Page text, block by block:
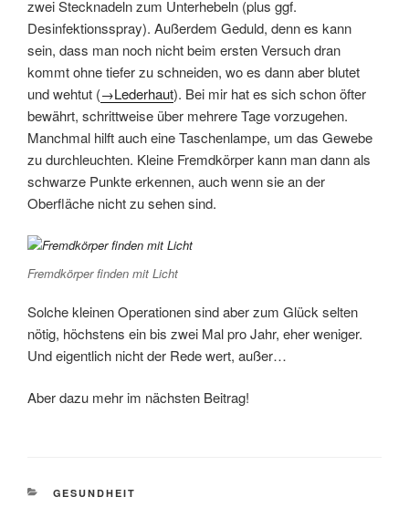
zwei Stecknadeln zum Unterhebeln (plus ggf.
Desinfektionsspray). Außerdem Geduld, denn es kann
sein, dass man noch nicht beim ersten Versuch dran
kommt ohne tiefer zu schneiden, wo es dann aber blutet
und wehtut (→Lederhaut). Bei mir hat es sich schon öfter
bewährt, schrittweise über mehrere Tage vorzugehen.
Manchmal hilft auch eine Taschenlampe, um das Gewebe
zu durchleuchten. Kleine Fremdkörper kann man dann als
schwarze Punkte erkennen, auch wenn sie an der
Oberfläche nicht zu sehen sind.
Fremdkörper finden mit Licht
Solche kleinen Operationen sind aber zum Glück selten
nötig, höchstens ein bis zwei Mal pro Jahr, eher weniger.
Und eigentlich nicht der Rede wert, außer…
Aber dazu mehr im nächsten Beitrag!
KATEGORIEN
GESUNDHEIT